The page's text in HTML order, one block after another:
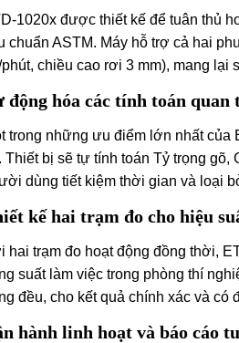
1020x được thiết kế để tuân thủ
chuẩn ASTM. Máy hỗ trợ cả hai
chiều cao rơi 3 mm), mang lại
động hóa các tính toán quan
trong những ưu điểm lớn nhất của
Thiết bị sẽ tự tính toán Tỷ trọng
dùng tiết kiệm thời gian và loại
kế hai trạm đo cho hiệu
hai trạm đo hoạt động đồng thời,
suất làm việc trong phòng thí
đều, cho kết quả chính xác và có
hành linh hoạt và báo cáo